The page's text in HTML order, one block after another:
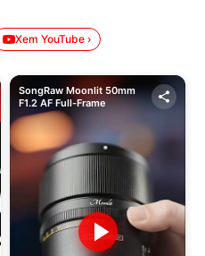
Xem YouTube ›
SongRaw Moonlit 50mm
F1.2 AF Full-Frame